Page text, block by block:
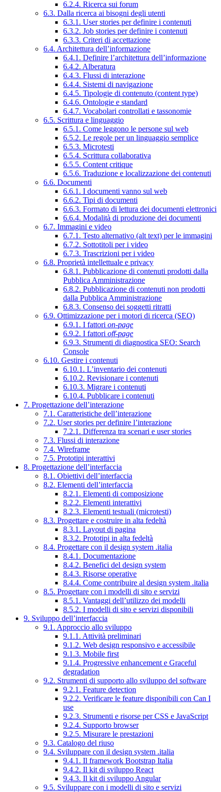
6.2.4. Ricerca sui forum
6.3. Dalla ricerca ai bisogni degli utenti
6.3.1. User stories per definire i contenuti
6.3.2. Job stories per definire i contenuti
6.3.3. Criteri di accettazione
6.4. Architettura dell’informazione
6.4.1. Definire l’architettura dell’informazione
6.4.2. Alberatura
6.4.3. Flussi di interazione
6.4.4. Sistemi di navigazione
6.4.5. Tipologie di contenuto (content type)
6.4.6. Ontologie e standard
6.4.7. Vocabolari controllati e tassonomie
6.5. Scrittura e linguaggio
6.5.1. Come leggono le persone sul web
6.5.2. Le regole per un linguaggio semplice
6.5.3. Microtesti
6.5.4. Scrittura collaborativa
6.5.5. Content critique
6.5.6. Traduzione e localizzazione dei contenuti
6.6. Documenti
6.6.1. I documenti vanno sul web
6.6.2. Tipi di documenti
6.6.3. Formato di lettura dei documenti elettronici
6.6.4. Modalità di produzione dei documenti
6.7. Immagini e video
6.7.1. Testo alternativo (alt text) per le immagini
6.7.2. Sottotitoli per i video
6.7.3. Trascrizioni per i video
6.8. Proprietà intellettuale e privacy
6.8.1. Pubblicazione di contenuti prodotti dalla
Pubblica Amministrazione
6.8.2. Pubblicazione di contenuti non prodotti
dalla Pubblica Amministrazione
6.8.3. Consenso dei soggetti ritratti
6.9. Ottimizzazione per i motori di ricerca (SEO)
6.9.1. I fattori on-page
6.9.2. I fattori off-page
6.9.3. Strumenti di diagnostica SEO: Search
Console
6.10. Gestire i contenuti
6.10.1. L’inventario dei contenuti
6.10.2. Revisionare i contenuti
6.10.3. Migrare i contenuti
6.10.4. Pubblicare i contenuti
7. Progettazione dell’interazione
7.1. Caratteristiche dell’interazione
7.2. User stories per definire l’interazione
7.2.1. Differenza tra scenari e user stories
7.3. Flussi di interazione
7.4. Wireframe
7.5. Prototipi interattivi
8. Progettazione dell’interfaccia
8.1. Obiettivi dell’interfaccia
8.2. Elementi dell’interfaccia
8.2.1. Elementi di composizione
8.2.2. Elementi interattivi
8.2.3. Elementi testuali (microtesti)
8.3. Progettare e costruire in alta fedeltà
8.3.1. Layout di pagina
8.3.2. Prototipi in alta fedeltà
8.4. Progettare con il design system .italia
8.4.1. Documentazione
8.4.2. Benefici del design system
8.4.3. Risorse operative
8.4.4. Come contribuire al design system .italia
8.5. Progettare con i modelli di sito e servizi
8.5.1. Vantaggi dell’utilizzo dei modelli
8.5.2. I modelli di sito e servizi disponibili
9. Sviluppo dell’interfaccia
9.1. Approccio allo sviluppo
9.1.1. Attività preliminari
9.1.2. Web design responsivo e accessibile
9.1.3. Mobile first
9.1.4. Progressive enhancement e Graceful
degradation
9.2. Strumenti di supporto allo sviluppo del software
9.2.1. Feature detection
9.2.2. Verificare le feature disponibili con Can I
use
9.2.3. Strumenti e risorse per CSS e JavaScript
9.2.4. Supporto browser
9.2.5. Misurare le prestazioni
9.3. Catalogo del riuso
9.4. Sviluppare con il design system .italia
9.4.1. Il framework Bootstrap Italia
9.4.2. Il kit di sviluppo React
9.4.3. Il kit di sviluppo Angular
9.5. Sviluppare con i modelli di sito e servizi